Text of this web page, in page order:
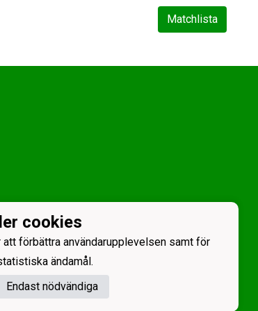
Matchlista
cookies
förbättra användarupplevelsen samt för
ändamål.
Endast nödvändiga